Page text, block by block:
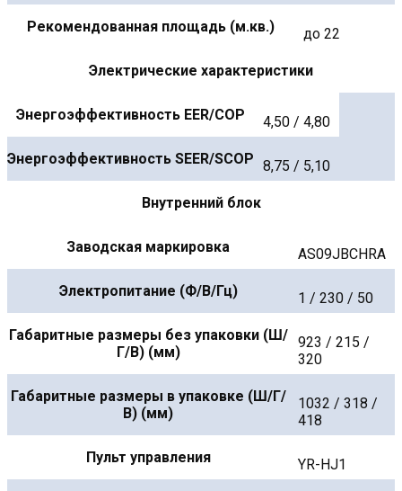
Рекомендованная площадь (м.кв.) до 22
Электрические характеристики
Энергоэффективность EER/COP 4,50 / 4,80
Энергоэффективность SEER/SCOP 8,75 / 5,10
Внутренний блок
Заводская маркировка AS09JBCHRA
Электропитание (Ф/В/Гц) 1 / 230 / 50
Габаритные размеры без упаковки (Ш/
Г/В) (мм)
923 / 215 /
320
Габаритные размеры в упаковке (Ш/Г/
В) (мм)
1032 / 318 /
418
Пульт управления YR-HJ1